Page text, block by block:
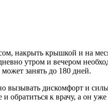
накрыть крышкой и на
утром и вечером
занять до 180 дней.
дискомфорт и
к врачу, а он